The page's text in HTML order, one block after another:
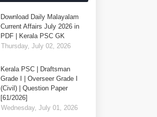
Download Daily Malayalam
Current Affairs July 2026 in
PDF | Kerala PSC GK
Thursday, July 02, 2026
Kerala PSC | Draftsman
Grade I | Overseer Grade I
(Civil) | Question Paper
[61/2026]
Wednesday, July 01, 2026